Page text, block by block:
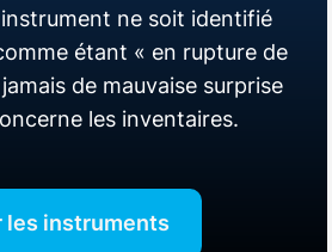
instrument ne soit identifié
étant « en rupture de
de mauvaise surprise
les inventaires.
les instruments